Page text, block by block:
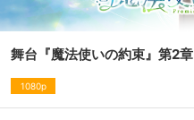
舞台『魔法使いの約束』第2章
1080p